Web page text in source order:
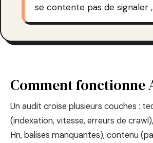
se contente pas de signaler
Comment fonctionne
Un audit croise plusieurs couches :
(indexation, vitesse, erreurs de
Hn, balises manquantes), contenu